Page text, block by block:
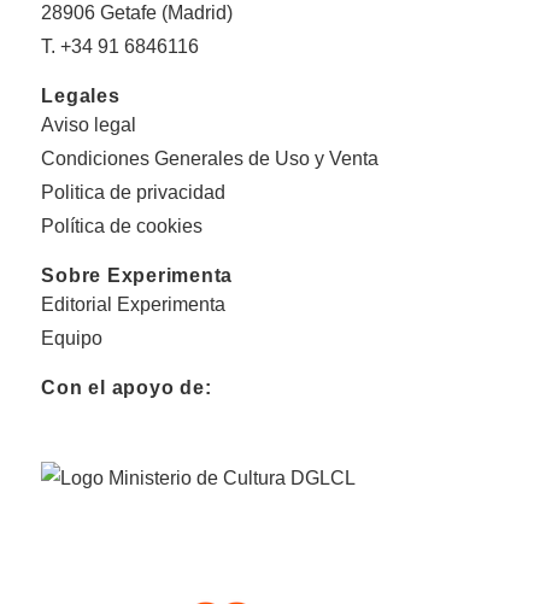
28906 Getafe (Madrid)
T. +34 91 6846116
Legales
Aviso legal
Condiciones Generales de Uso y Venta
Politica de privacidad
Política de cookies
Sobre Experimenta
Editorial Experimenta
Equipo
Con el apoyo de: